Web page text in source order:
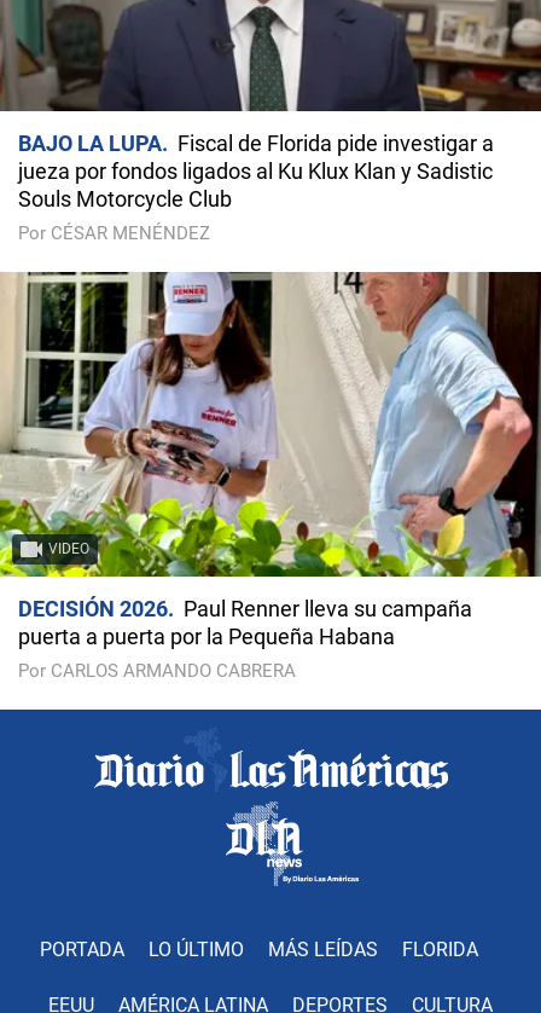
BAJO LA LUPA
Fiscal de Florida pide investigar a
jueza por fondos ligados al Ku Klux Klan y Sadistic
Souls Motorcycle Club
Por CÉSAR MENÉNDEZ
VIDEO
DECISIÓN 2026
Paul Renner lleva su campaña
puerta a puerta por la Pequeña Habana
Por CARLOS ARMANDO CABRERA
PORTADA LO ÚLTIMO MÁS LEÍDAS FLORIDA
EEUU AMÉRICA LATINA DEPORTES CULTURA